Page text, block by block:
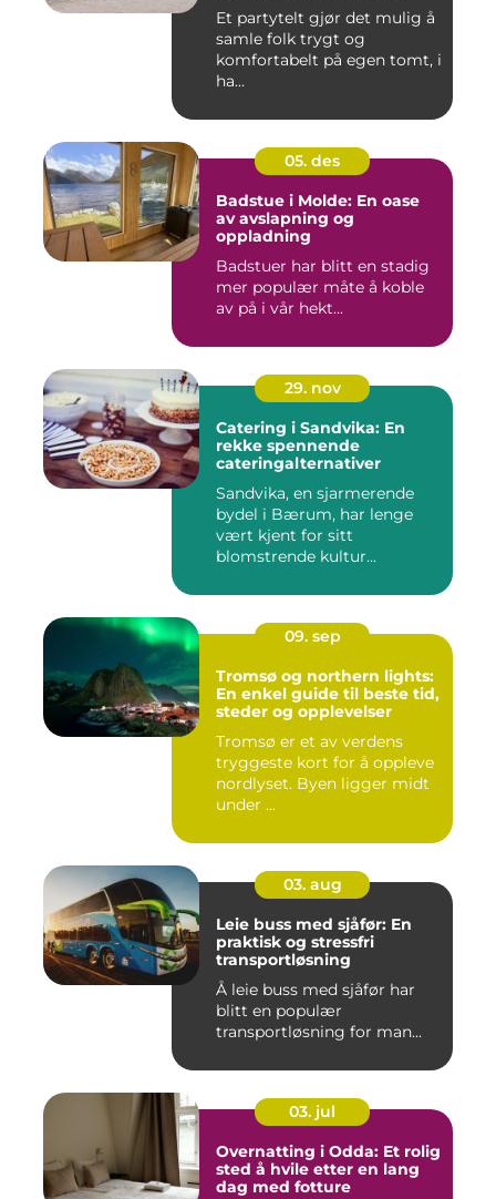
Et partytelt gjør det mulig å
samle folk trygt og
komfortabelt på egen tomt, i
ha...
05. des
Badstue i Molde: En oase
av avslapning og
oppladning
Badstuer har blitt en stadig
mer populær måte å koble
av på i vår hekt...
29. nov
Catering i Sandvika: En
rekke spennende
cateringalternativer
Sandvika, en sjarmerende
bydel i Bærum, har lenge
vært kjent for sitt
blomstrende kultur...
09. sep
Tromsø og northern lights:
En enkel guide til beste tid,
steder og opplevelser
Tromsø er et av verdens
tryggeste kort for å oppleve
nordlyset. Byen ligger midt
under ...
03. aug
Leie buss med sjåfør: En
praktisk og stressfri
transportløsning
Å leie buss med sjåfør har
blitt en populær
transportløsning for man...
03. jul
Overnatting i Odda: Et rolig
sted å hvile etter en lang
dag med fotture